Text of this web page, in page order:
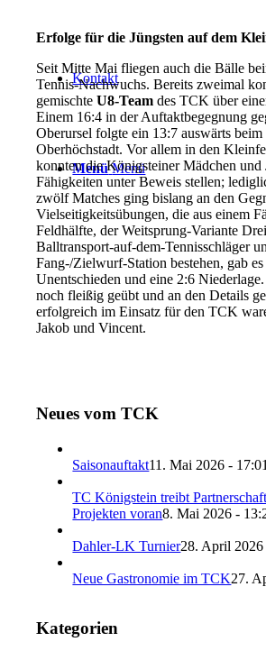
Kontakt
Menü Menü
Erfolge für die Jüngsten auf dem
Seit Mitte Mai fliegen auch die Bälle
Tennis-Nachwuchs. Bereits zweimal
gemischteU8-Team des TCK über
Einem 16:4 in der Auftaktbegegnung
Oberursel folgte ein 13:7 auswärts
Oberhöchstadt. Vor allem in den
konnten die Königsteiner Mädchen und
Fähigkeiten unter Beweis stellen;
zwölf Matches ging bislang an den
Vielseitigkeitsübungen, die aus einem
Feldhälfte, der Weitsprung-Variante
Balltransport-auf-dem-Tennisschläger
Fang-/Zielwurf-Station bestehen, gab
Unentschieden und eine 2:6
noch fleißig geübt und an den Details
erfolgreich im Einsatz für den TCK
Jakob und Vincent.
Neues vom TCK
Saisonauftakt11. Mai 2026 - 17:01
TC Königstein treibt
Projekten voran8. Mai 2026 -
Dahler-LK Turnier28. April 2026
Neue Gastronomie im TCK27.
Kategorien